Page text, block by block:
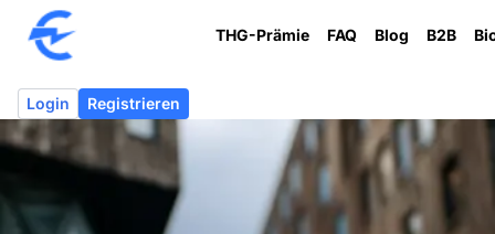
THG-Prämie FAQ Blog B2B
Login Registrieren